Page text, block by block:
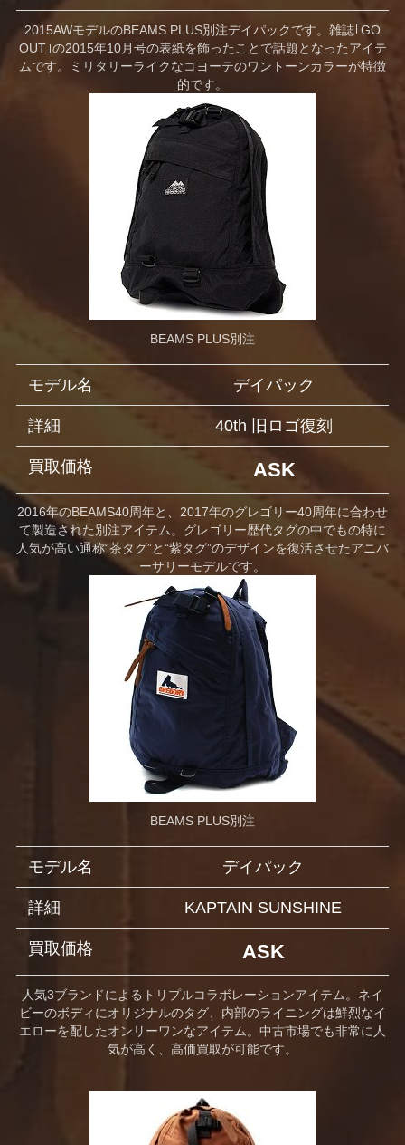
2015AWモデルのBEAMS PLUS別注デイパックです。雑誌｢GO
OUT｣の2015年10月号の表紙を飾ったことで話題となったアイテ
ムです。ミリタリーライクなコヨーテのワントーンカラーが特徴
的です。
BEAMS PLUS別注
モデル名 デイパック
詳細 40th 旧ロゴ復刻
買取価格 ASK
2016年のBEAMS40周年と、2017年のグレゴリー40周年に合わせ
て製造された別注アイテム。グレゴリー歴代タグの中でもの特に
人気が高い通称“茶タグ”と“紫タグ”のデザインを復活させたアニバ
ーサリーモデルです。
BEAMS PLUS別注
モデル名 デイパック
詳細 KAPTAIN SUNSHINE
買取価格 ASK
人気3ブランドによるトリプルコラボレーションアイテム。ネイ
ビーのボディにオリジナルのタグ、内部のライニングは鮮烈なイ
エローを配したオンリーワンなアイテム。中古市場でも非常に人
気が高く、高価買取が可能です。